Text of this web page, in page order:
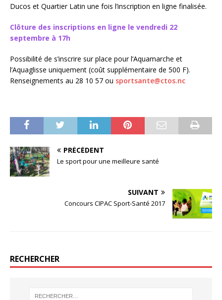
Ducos et Quartier Latin une fois l’inscription en ligne finalisée.
Clôture des inscriptions en ligne le vendredi 22
septembre à 17h
Possibilité de s’inscrire sur place pour l’Aquamarche et
l’Aquaglisse uniquement (coût supplémentaire de 500 F).
Renseignements au 28 10 57 ou sportsante@ctos.nc
PRÉCÉDENT
Le sport pour une meilleure santé
SUIVANT
Concours CIPAC Sport-Santé 2017
RECHERCHER